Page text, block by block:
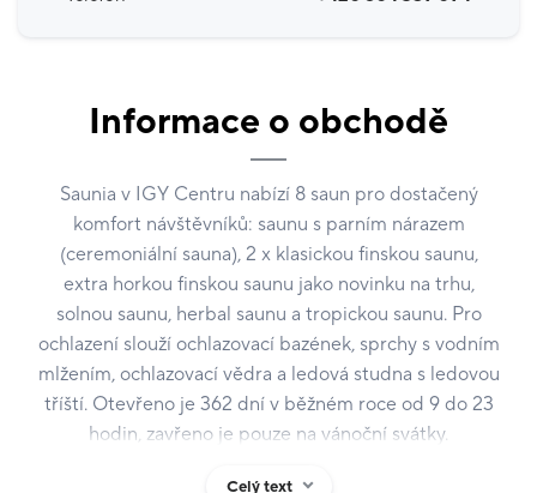
Informace o obchodě
Saunia v IGY Centru nabízí 8 saun pro dostačený
komfort návštěvníků: saunu s parním nárazem
(ceremoniální sauna), 2 x klasickou finskou saunu,
extra horkou finskou saunu jako novinku na trhu,
solnou saunu, herbal saunu a tropickou saunu. Pro
ochlazení slouží ochlazovací bazének, sprchy s vodním
mlžením, ochlazovací vědra a ledová studna s ledovou
tříští. Otevřeno je 362 dní v běžném roce od 9 do 23
hodin, zavřeno je pouze na vánoční svátky.
Celý text